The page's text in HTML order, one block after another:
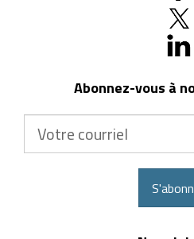
Abonnez-vous à